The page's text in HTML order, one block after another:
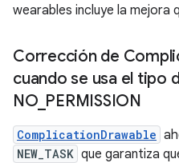
wearables incluye la mejora
Corrección de
cuando se usa el tipo
NO_ PERMISSION
ComplicationDrawable
NEW_TASK que garantiza